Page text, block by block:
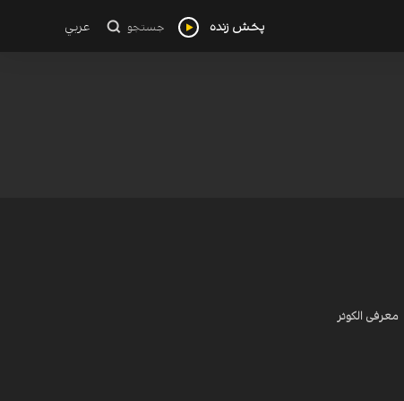
پخش زنده جستجو عربي
معرفی الکوثر